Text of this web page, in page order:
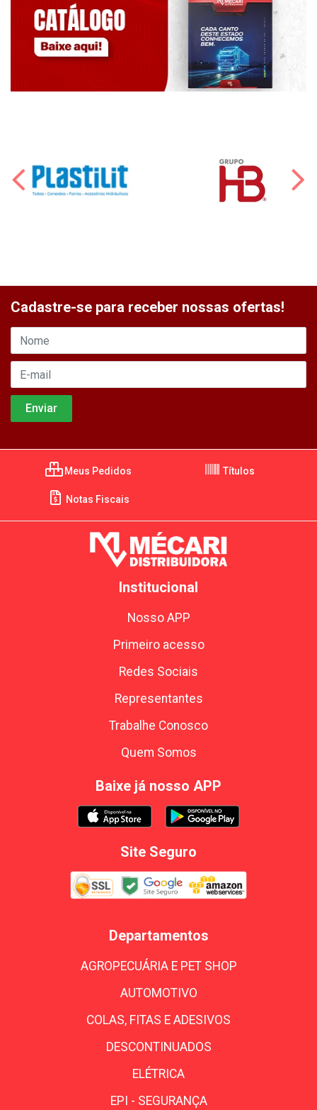
Cadastre-se para receber nossas ofertas!
Meus Pedidos Títulos
Notas Fiscais
Institucional
Nosso APP
Primeiro acesso
Redes Sociais
Representantes
Trabalhe Conosco
Quem Somos
Baixe já nosso APP
Site Seguro
Departamentos
AGROPECUÁRIA E PET SHOP
AUTOMOTIVO
COLAS, FITAS E ADESIVOS
DESCONTINUADOS
ELÉTRICA
EPI - SEGURANÇA